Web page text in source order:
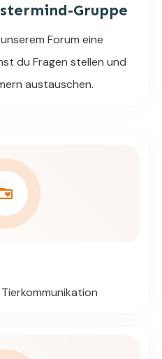
Gruppe
Forum eine
du Fragen stellen und
austauschen.